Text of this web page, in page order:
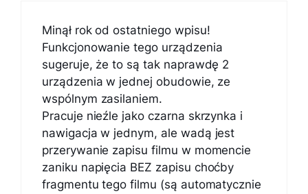
Minął rok od ostatniego wpisu!
Funkcjonowanie tego urządzenia
sugeruje, że to są tak naprawdę 2
urządzenia w jednej obudowie, ze
wspólnym zasilaniem.
Pracuje nieźle jako czarna skrzynka i
nawigacja w jednym, ale wadą jest
przerywanie zapisu filmu w momencie
zaniku napięcia BEZ zapisu choćby
fragmentu tego filmu (są automatycznie